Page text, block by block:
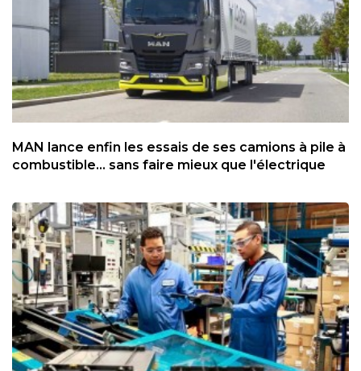
MAN lance enfin les essais de ses camions à pile à
combustible... sans faire mieux que l'électrique